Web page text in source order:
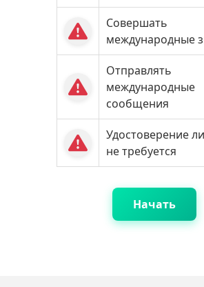
Совершать
международные
Отправлять
международные
сообщения
Удостоверение
не требуется
Начать